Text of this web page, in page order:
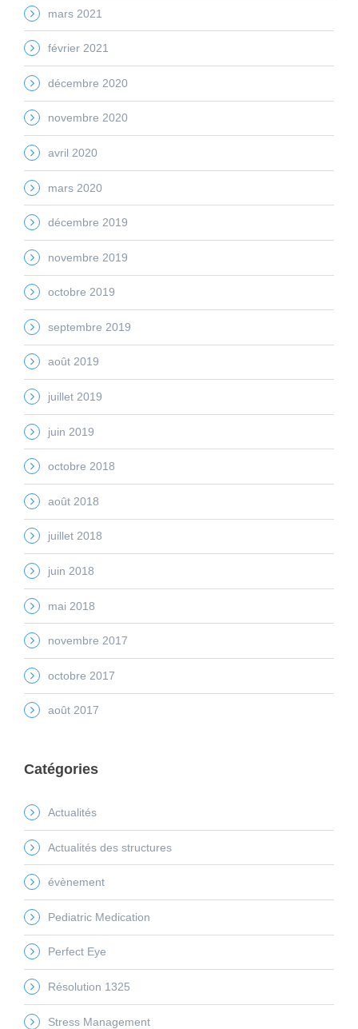
mars 2021
février 2021
décembre 2020
novembre 2020
avril 2020
mars 2020
décembre 2019
novembre 2019
octobre 2019
septembre 2019
août 2019
juillet 2019
juin 2019
octobre 2018
août 2018
juillet 2018
juin 2018
mai 2018
novembre 2017
octobre 2017
août 2017
Catégories
Actualités
Actualités des structures
évènement
Pediatric Medication
Perfect Eye
Résolution 1325
Stress Management